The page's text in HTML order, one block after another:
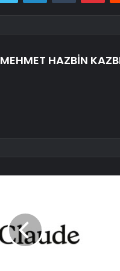
MEHMET HAZBİN